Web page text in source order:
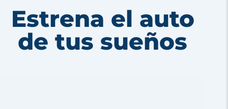
Estrena el auto
de tus sueños